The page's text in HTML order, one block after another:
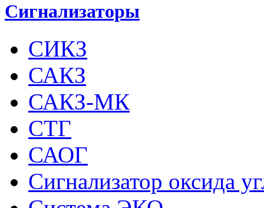
Сигнализаторы
СИКЗ
САКЗ
САКЗ-МК
СТГ
САОГ
Сигнализатор оксида